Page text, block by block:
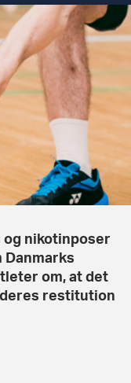
nikotinposer
Danmarks
om, at det
restitution